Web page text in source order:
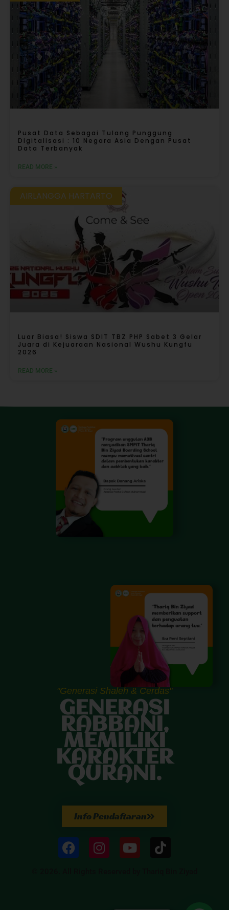
Pusat Data Sebagai Tulang Punggung
Digitalisasi : 10 Negara Asia Dengan Pusat
Data Terbanyak
READ MORE »
AIRLANGGA HARTARTO
Luar Biasa! Siswa SDIT TBZ PHP Sabet 3 Gelar
Juara di Kejuaraan Nasional Wushu Kungfu
2026
READ MORE »
"Generasi Shaleh & Cerdas"
GENERASI
RABBANI,
MEMILIKI
KARAKTER
QURANI.
Info Pendaftaran